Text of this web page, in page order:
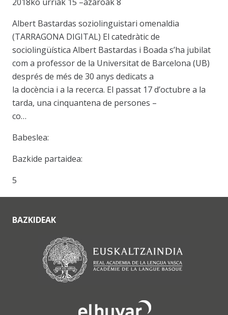
2018ko urriak 15 –azaroak 8
Albert Bastardas soziolinguistari omenaldia
(TARRAGONA DIGITAL) El catedràtic de
sociolingüística Albert Bastardas i Boada s’ha jubilat
com a professor de la Universitat de Barcelona (UB)
després de més de 30 anys dedicats a
la docència i a la recerca. El passat 17 d’octubre a la
tarda, una cinquantena de persones –
co…
Babeslea:
Bazkide partaidea:
5
BAZKIDEAK